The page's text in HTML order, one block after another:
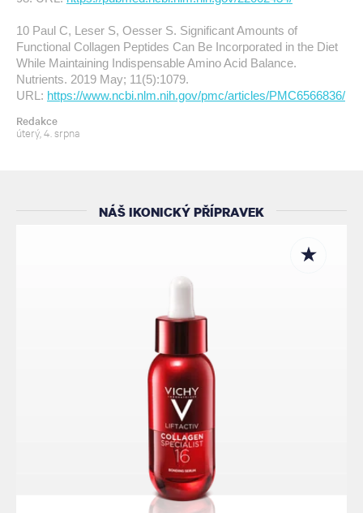
10 Paul C, Leser S, Oesser S. Significant Amounts of
Functional Collagen Peptides Can Be Incorporated in the Diet
While Maintaining Indispensable Amino Acid Balance.
Nutrients. 2019 May; 11(5):1079.
URL: https://www.ncbi.nlm.nih.gov/pmc/articles/PMC6566836/
Redakce
úterý, 4. srpna
NÁŠ IKONICKÝ PŘÍPRAVEK